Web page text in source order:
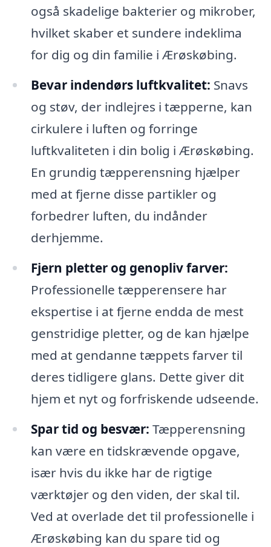
også skadelige bakterier og mikrober,
hvilket skaber et sundere indeklima
for dig og din familie i Ærøskøbing.
Bevar indendørs luftkvalitet: Snavs
og støv, der indlejres i tæpperne, kan
cirkulere i luften og forringe
luftkvaliteten i din bolig i Ærøskøbing.
En grundig tæpperensning hjælper
med at fjerne disse partikler og
forbedrer luften, du indånder
derhjemme.
Fjern pletter og genopliv farver:
Professionelle tæpperensere har
ekspertise i at fjerne endda de mest
genstridige pletter, og de kan hjælpe
med at gendanne tæppets farver til
deres tidligere glans. Dette giver dit
hjem et nyt og forfriskende udseende.
Spar tid og besvær: Tæpperensning
kan være en tidskrævende opgave,
især hvis du ikke har de rigtige
værktøjer og den viden, der skal til.
Ved at overlade det til professionelle i
Ærøskøbing kan du spare tid og